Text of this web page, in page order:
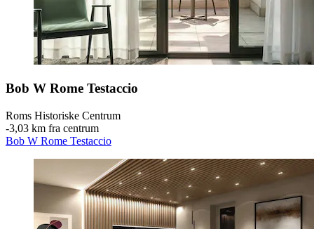
Bob W Rome Testaccio
Roms Historiske Centrum
‐3,03 km fra centrum
Bob W Rome Testaccio